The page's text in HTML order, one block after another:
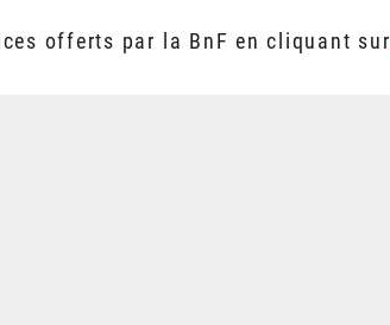
offerts par la BnF en cliquant sur